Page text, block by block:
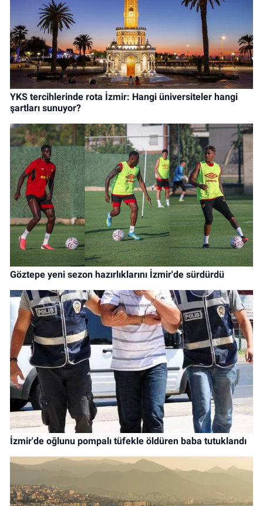
YKS tercihlerinde rota İzmir: Hangi üniversiteler hangi
şartları sunuyor?
Göztepe yeni sezon hazırlıklarını İzmir'de sürdürdü
İzmir'de oğlunu pompalı tüfekle öldüren baba tutuklandı